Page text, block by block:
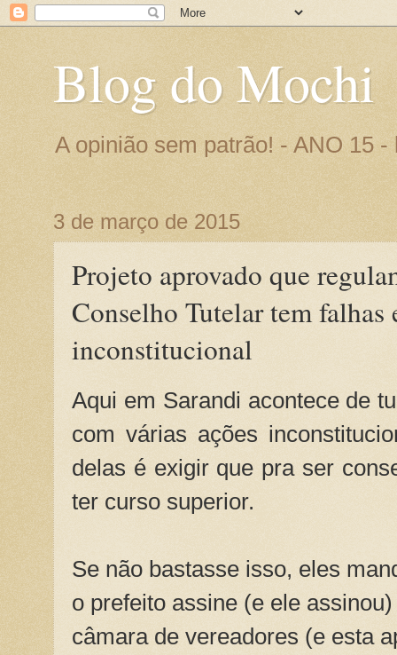
Blog do Mochi
A opinião sem patrão! - ANO 15
3 de março de 2015
Projeto aprovado que
Conselho Tutelar tem falhas
inconstitucional
Aqui em Sarandi acontece de
com várias ações
delas é exigir que pra ser
ter curso superior.
Se não bastasse isso, eles
o prefeito assine (e ele
câmara de vereadores (e esta